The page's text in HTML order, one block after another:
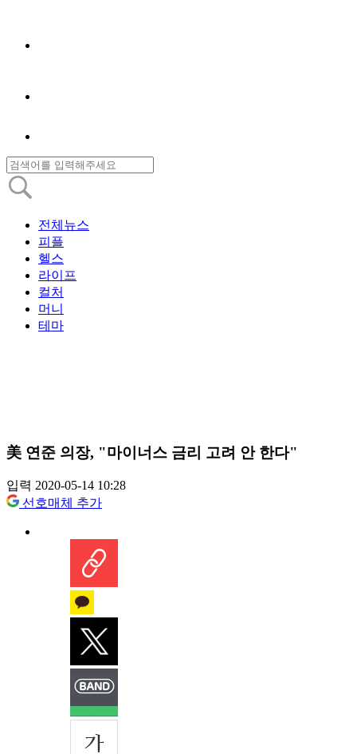
전체뉴스
피플
헬스
라이프
컬처
머니
테마
美 연준 의장, "마이너스 금리 고려 안 한다"
입력 2020-05-14 10:28
선호매체 추가